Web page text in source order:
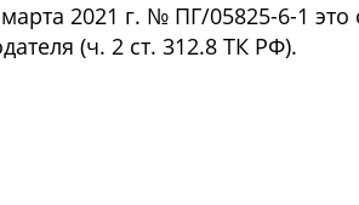
2021 г. № ПГ/05825-6-1
(ч. 2 ст. 312.8 ТК РФ).